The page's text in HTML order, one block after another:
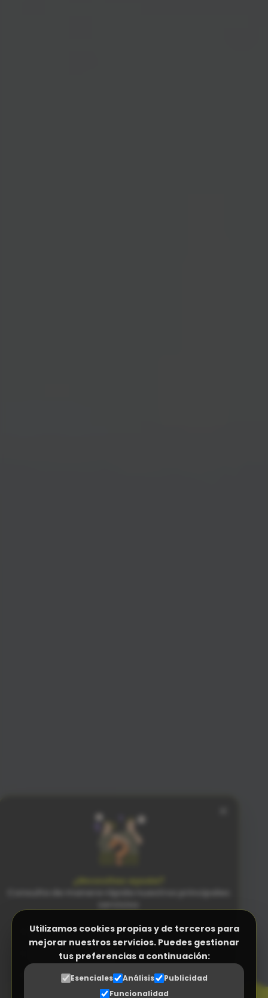
Utilizamos cookies propias y de terceros para
mejorar nuestros servicios. Puedes gestionar
tus preferencias a continuación:
Esenciales Análisis
Publicidad
Funcionalidad
PENSADOPARA LAS PERSONAS
SENCILLEZ SIN RIVAL
Facturación Electrónica (Verifactu)
Programa Control Horario
Programa a medida (ERP empresas)